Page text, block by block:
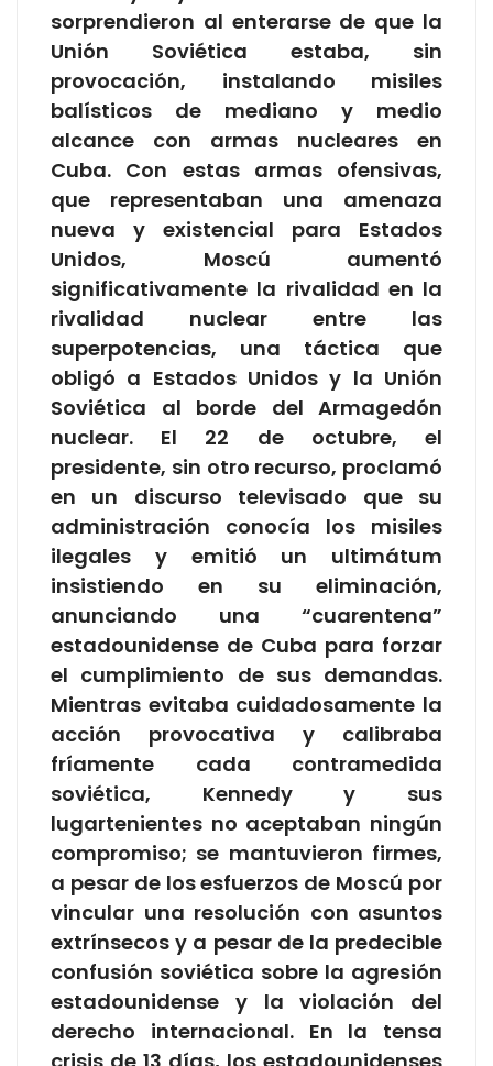
sorprendieron al enterarse de que la
Unión Soviética estaba, sin
provocación, instalando misiles
balísticos de mediano y medio
alcance con armas nucleares en
Cuba. Con estas armas ofensivas,
que representaban una amenaza
nueva y existencial para Estados
Unidos, Moscú aumentó
significativamente la rivalidad en la
rivalidad nuclear entre las
superpotencias, una táctica que
obligó a Estados Unidos y la Unión
Soviética al borde del Armagedón
nuclear. El 22 de octubre, el
presidente, sin otro recurso, proclamó
en un discurso televisado que su
administración conocía los misiles
ilegales y emitió un ultimátum
insistiendo en su eliminación,
anunciando una “cuarentena”
estadounidense de Cuba para forzar
el cumplimiento de sus demandas.
Mientras evitaba cuidadosamente la
acción provocativa y calibraba
fríamente cada contramedida
soviética, Kennedy y sus
lugartenientes no aceptaban ningún
compromiso; se mantuvieron firmes,
a pesar de los esfuerzos de Moscú por
vincular una resolución con asuntos
extrínsecos y a pesar de la predecible
confusión soviética sobre la agresión
estadounidense y la violación del
derecho internacional. En la tensa
crisis de 13 días, los estadounidenses